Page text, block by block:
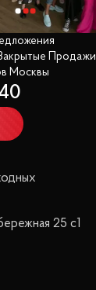
Продажи
Москвы
25 с1